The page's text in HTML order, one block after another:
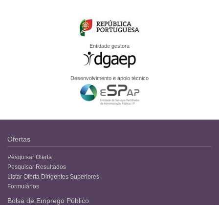
Entidade gestora
Desenvolvimento e apoio técnico
Ofertas
Pesquisar Oferta
Pesquisar Resultados
Listar Oferta Dirigentes Superiores
Formulários
Bolsa de Emprego Público